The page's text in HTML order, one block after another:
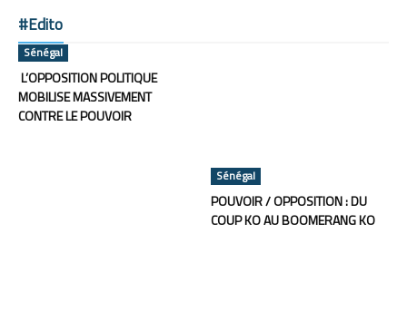
#Edito
Sénégal
L’OPPOSITION POLITIQUE
MOBILISE MASSIVEMENT
CONTRE LE POUVOIR
Sénégal
POUVOIR / OPPOSITION : DU
COUP KO AU BOOMERANG KO